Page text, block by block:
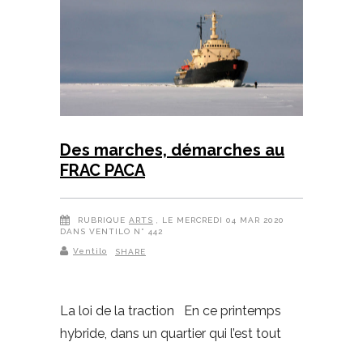
Des marches, démarches au
FRAC PACA
RUBRIQUE ARTS
, LE MERCREDI 04 MAR 2020
DANS VENTILO N° 442
Ventilo SHARE
La loi de la traction En ce printemps
hybride, dans un quartier qui l’est tout